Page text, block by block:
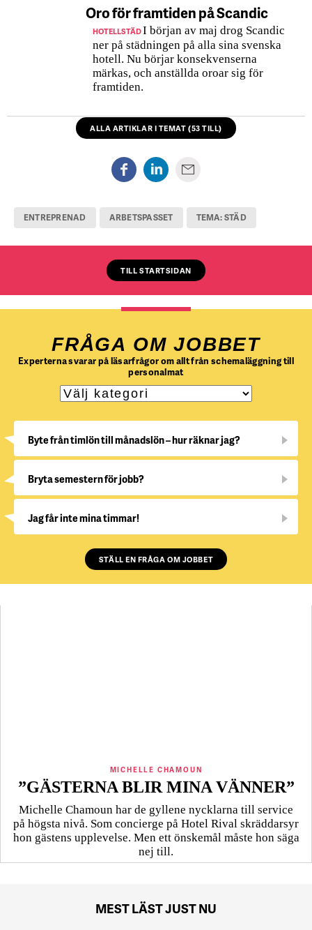
Oro för framtiden på Scandic
HOTELLSTÄDI början av maj drog Scandic
ner på städningen på alla sina svenska
hotell. Nu börjar konsekvenserna
märkas, och anställda oroar sig för
framtiden.
ALLA ARTIKLAR I TEMAT (53 TILL)
ENTREPRENAD ARBETSPASSET TEMA: STÄD
TILL STARTSIDAN
FRÅGA OM JOBBET
Experterna svarar på läsarfrågor om allt från schemaläggning till
personalmat
Byte från timlön till månadslön – hur räknar jag?
Bryta semestern för jobb?
Jag får inte mina timmar!
STÄLL EN FRÅGA OM JOBBET
MICHELLE CHAMOUN
”GÄSTERNA BLIR MINA VÄNNER”
Michelle Chamoun har de gyllene nycklarna till service
på högsta nivå. Som concierge på Hotel Rival skräddarsyr
hon gästens upp­levelse. Men ett önskemål måste hon säga
nej till.
MEST LÄST JUST NU